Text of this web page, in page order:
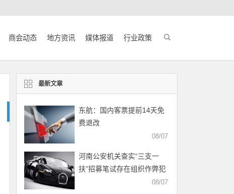
商会动态 地方资讯 媒体报道 行业政策
最新文章
东航：国内客票提前14天免
费退改
08/07
河南公安机关查实“三支一
扶”招募笔试存在组织作弊犯
08/07